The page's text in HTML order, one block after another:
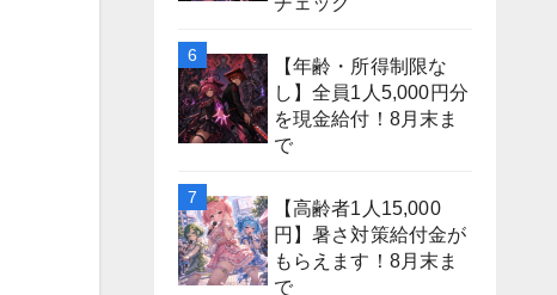
【年齢・所得制限な
し】全員1人5,000円分
を現金給付！8月末ま
で
【高齢者1人15,000
円】暑さ対策給付金が
もらえます！8月末ま
で